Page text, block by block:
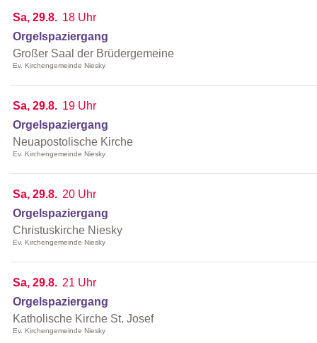
Sa, 29.8. 18 Uhr
Orgelspaziergang
Großer Saal der Brüdergemeine
Ev. Kirchengemeinde Niesky
Sa, 29.8. 19 Uhr
Orgelspaziergang
Neuapostolische Kirche
Ev. Kirchengemeinde Niesky
Sa, 29.8. 20 Uhr
Orgelspaziergang
Christuskirche Niesky
Ev. Kirchengemeinde Niesky
Sa, 29.8. 21 Uhr
Orgelspaziergang
Katholische Kirche St. Josef
Ev. Kirchengemeinde Niesky